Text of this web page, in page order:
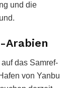
und die
Arabien
das Samref-
von Yanbu